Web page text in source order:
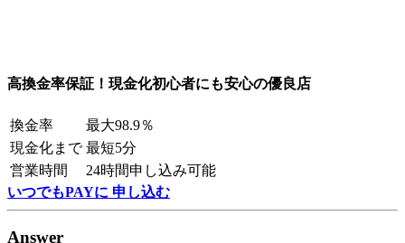
高換金率保証！現金化初心者にも安心の優良店
換金率
最大98.9％
現金化まで 最短5分
営業時間
24時間申し込み可能
いつでもPAYに 申し込む
Answer